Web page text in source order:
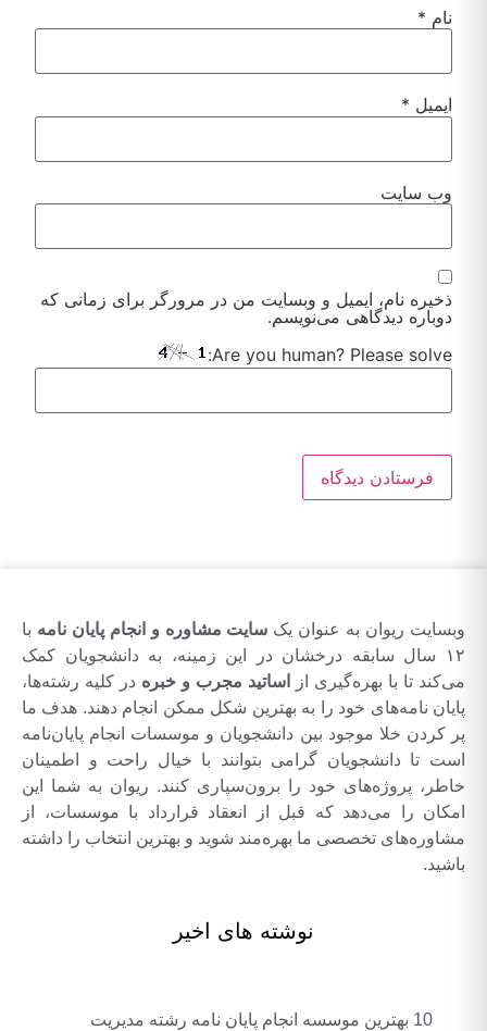
نام *
ایمیل *
وب‌ سایت
ذخیره نام، ایمیل و وبسایت من در مرورگر برای زمانی که
دوباره دیدگاهی می‌نویسم.
Are you human? Please solve:
وبسایت ریوان به عنوان یک سایت مشاوره و انجام پایان نامه با
۱۲ سال سابقه درخشان در این زمینه، به دانشجویان کمک
می‌کند تا با بهره‌گیری از
اساتید مجرب و خبره در کلیه رشته‌ها،
پایان نامه‌های خود را به بهترین شکل ممکن انجام دهند. هدف ما
پر کردن خلا موجود بین دانشجویان و موسسات انجام پایان‌نامه
است تا دانشجویان گرامی بتوانند با خیال راحت و اطمینان
خاطر، پروژه‌های خود را برون‌سپاری کنند. ریوان به شما این
امکان را می‌دهد که قبل از انعقاد قرارداد با موسسات، از
مشاوره‌های تخصصی ما بهره‌مند شوید و بهترین انتخاب را داشته
باشید.
نوشته های اخیر
10 بهترین موسسه انجام پایان نامه رشته مدیریت